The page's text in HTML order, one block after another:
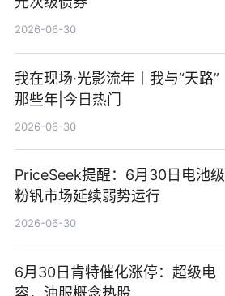
2026-06-30
我在现场·光影流年丨我与“天路”
那些年|今日热门
2026-06-30
PriceSeek提醒：6月30日电池级
粉钒市场延续弱势运行
2026-06-30
6月30日肯特催化涨停：超级电